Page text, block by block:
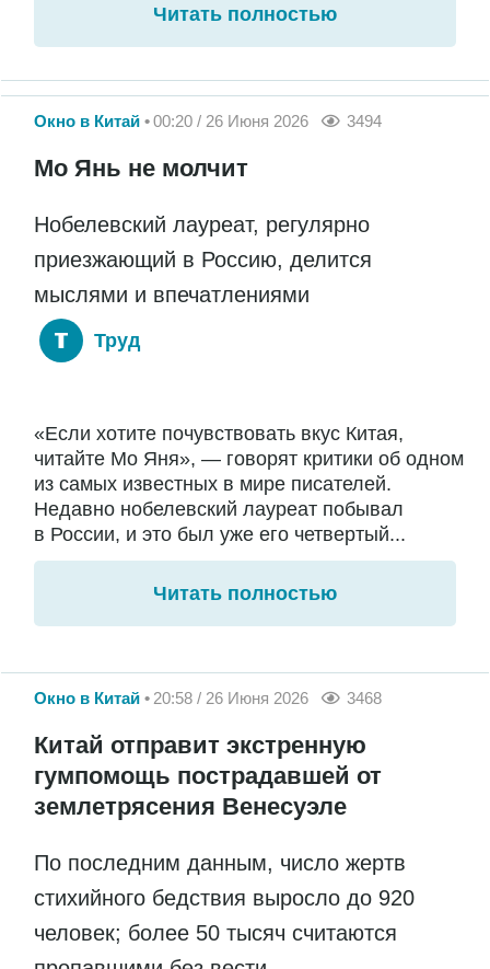
Читать полностью
Окно в Китай 00:20 / 26 Июня 2026 3494
Мо Янь не молчит
Нобелевский лауреат, регулярно
приезжающий в Россию, делится
мыслями и впечатлениями
Труд
«Если хотите почувствовать вкус Китая,
читайте Мо Яня», — говорят критики об одном
из самых известных в мире писателей.
Недавно нобелевский лауреат побывал
в России, и это был уже его четвертый...
Читать полностью
Окно в Китай 20:58 / 26 Июня 2026 3468
Китай отправит экстренную
гумпомощь пострадавшей от
землетрясения Венесуэле
По последним данным, число жертв
стихийного бедствия выросло до 920
человек; более 50 тысяч считаются